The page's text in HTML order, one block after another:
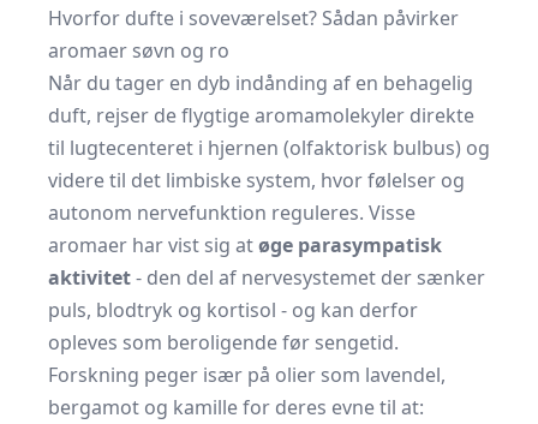
Hvorfor dufte i soveværelset? Sådan påvirker
aromaer søvn og ro
Når du tager en dyb indånding af en behagelig
duft, rejser de flygtige aromamolekyler direkte
til lugtecenteret i hjernen (olfaktorisk bulbus) og
videre til det limbiske system, hvor følelser og
autonom nervefunktion reguleres. Visse
aromaer har vist sig atøge parasympatisk
aktivitet- den del af nervesystemet der sænker
puls, blodtryk og kortisol - og kan derfor
opleves som beroligende før sengetid.
Forskning peger især på olier som lavendel,
bergamot og kamille for deres evne til at: